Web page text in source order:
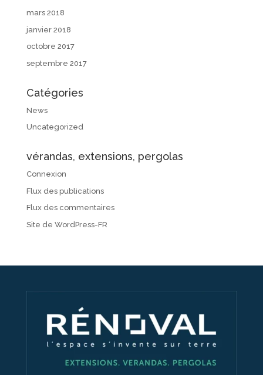
mars 2018
janvier 2018
octobre 2017
septembre 2017
Catégories
News
Uncategorized
vérandas, extensions, pergolas
Connexion
Flux des publications
Flux des commentaires
Site de WordPress-FR